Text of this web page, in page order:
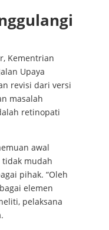
Kementrian
Upaya
revisi dari versi
masalah
retinopati
awal
mudah
pihak. “Oleh
elemen
pelaksana